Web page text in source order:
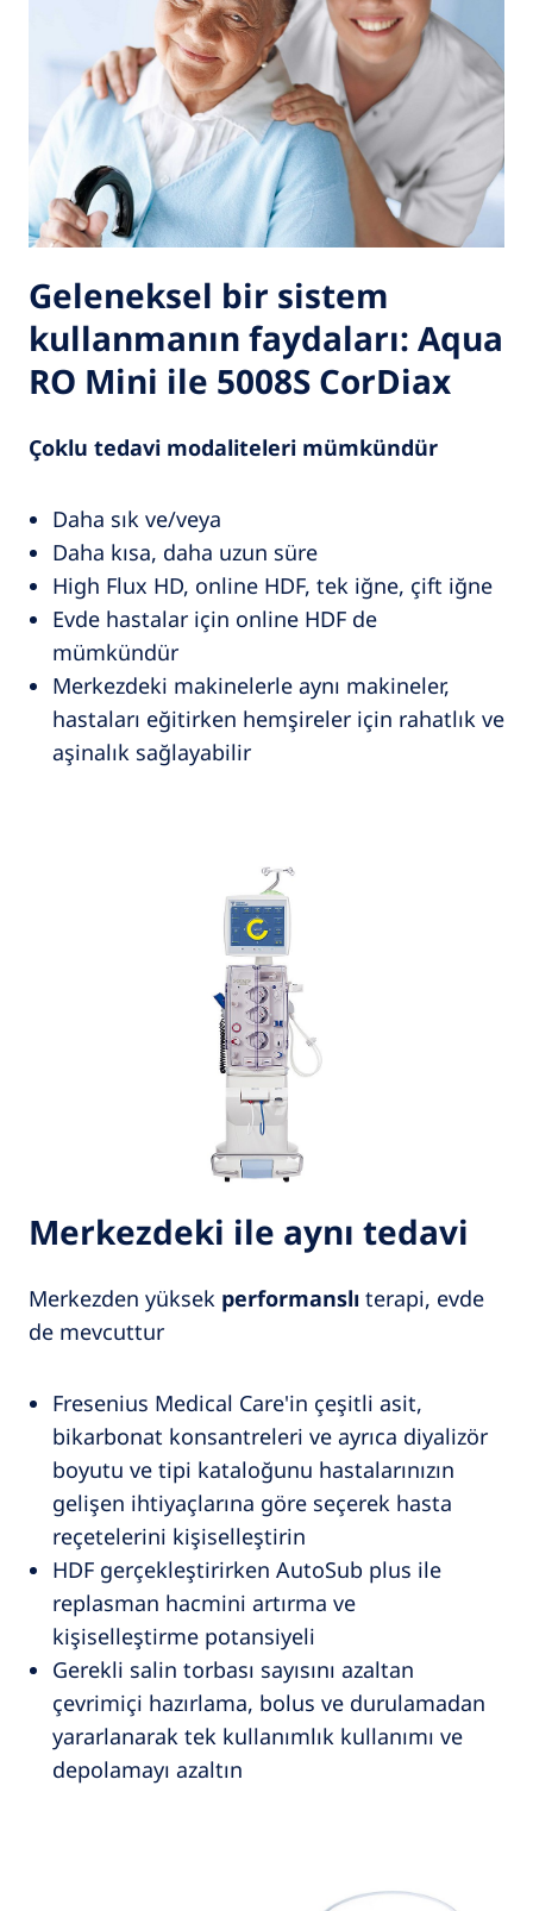
Geleneksel bir sistem
kullanmanın faydaları: Aqua
RO Mini ile 5008S CorDiax
Çoklu tedavi modaliteleri mümkündür
Daha sık ve/veya
Daha kısa, daha uzun süre
High Flux HD, online HDF, tek iğne, çift iğne
Evde hastalar için online HDF de
mümkündür
Merkezdeki makinelerle aynı makineler,
hastaları eğitirken hemşireler için rahatlık ve
aşinalık sağlayabilir
Merkezdeki ile aynı tedavi
Merkezden yüksek performanslı terapi, evde
de mevcuttur
Fresenius Medical Care'in çeşitli asit,
bikarbonat konsantreleri ve ayrıca diyalizör
boyutu ve tipi kataloğunu hastalarınızın
gelişen ihtiyaçlarına göre seçerek hasta
reçetelerini kişiselleştirin
HDF gerçekleştirirken AutoSub plus ile
replasman hacmini artırma ve
kişiselleştirme potansiyeli
Gerekli salin torbası sayısını azaltan
çevrimiçi hazırlama, bolus ve durulamadan
yararlanarak tek kullanımlık kullanımı ve
depolamayı azaltın